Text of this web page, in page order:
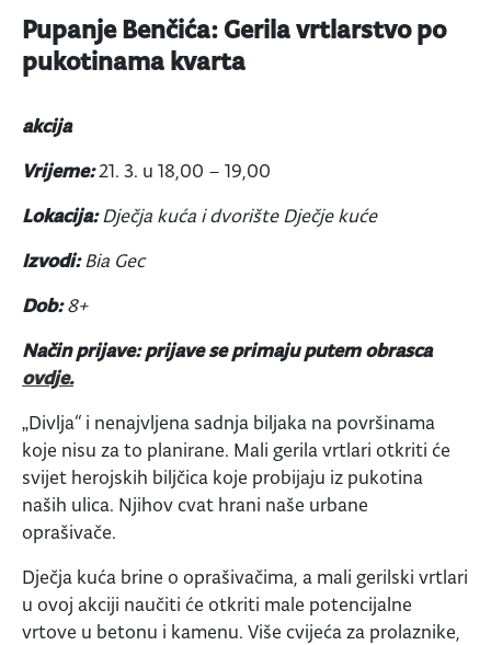
Pupanje Benčića: Gerila vrtlarstvo po
pukotinama kvarta
akcija
Vrijeme:21. 3. u 18,00 – 19,00
Lokacija:Dječja kuća i dvorište Dječje kuće
Izvodi:Bia Gec
Dob:8+
Način prijave: prijave se primaju putem obrasca
ovdje.
„Divlja“ i nenajvljena sadnja biljaka na površinama
koje nisu za to planirane. Mali gerila vrtlari otkriti će
svijet herojskih biljčica koje probijaju iz pukotina
naših ulica. Njihov cvat hrani naše urbane
oprašivače.
Dječja kuća brine o oprašivačima, a mali gerilski vrtlari
u ovoj akciji naučiti će otkriti male potencijalne
vrtove u betonu i kamenu. Više cvijeća za prolaznike,